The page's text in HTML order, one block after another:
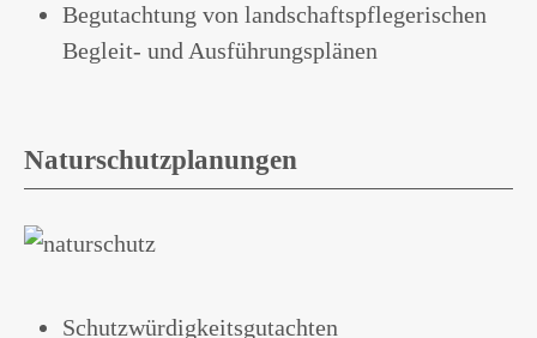
Begutachtung von landschaftspflegerischen
Begleit- und Ausführungsplänen
Naturschutzplanungen
Schutzwürdigkeitsgutachten